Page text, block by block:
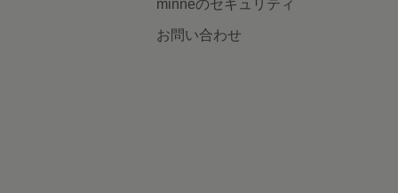
minneのセキュリティ
お問い合わせ